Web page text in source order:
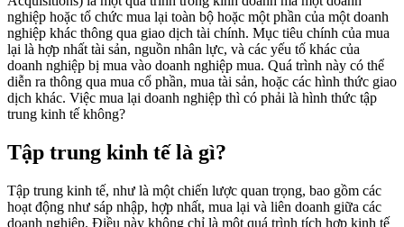
nghiệp hoặc tổ chức mua lại toàn bộ hoặc một phần của một doanh
nghiệp khác thông qua giao dịch tài chính. Mục tiêu chính của mua
lại là hợp nhất tài sản, nguồn nhân lực, và các yếu tố khác của
doanh nghiệp bị mua vào doanh nghiệp mua. Quá trình này có thể
diễn ra thông qua mua cổ phần, mua tài sản, hoặc các hình thức giao
dịch khác. Việc mua lại doanh nghiệp thì có phải là hình thức tập
trung kinh tế không?
Tập trung kinh tế là gì?
Tập trung kinh tế, như là một chiến lược quan trọng, bao gồm các
hoạt động như sáp nhập, hợp nhất, mua lại và liên doanh giữa các
doanh nghiệp. Điều này không chỉ là một quá trình tích hợp kinh tế